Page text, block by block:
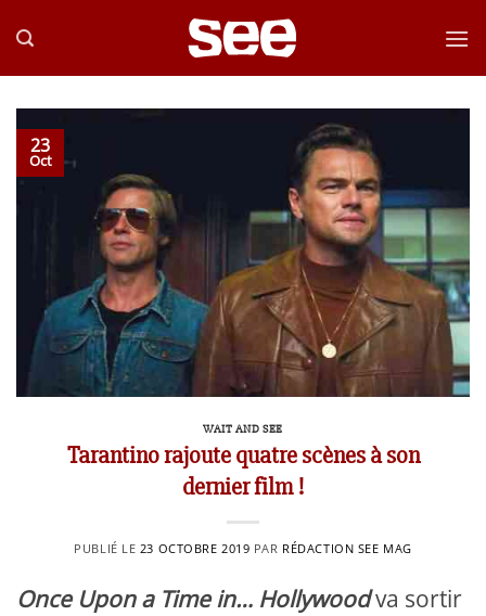
au
23
Oct
WAIT AND SEE
Tarantino rajoute quatre scènes à son
dernier film !
PUBLIÉ LE 23 OCTOBRE 2019 PAR RÉDACTION SEE MAG
Once Upon a Time in… Hollywoodva sortir